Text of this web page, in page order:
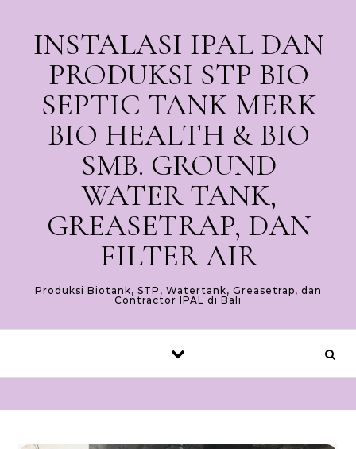
INSTALASI IPAL DAN
PRODUKSI STP BIO
SEPTIC TANK MERK
BIO HEALTH & BIO
SMB. GROUND
WATER TANK,
GREASETRAP, DAN
FILTER AIR
Produksi Biotank, STP, Watertank, Greasetrap, dan
Contractor IPAL di Bali